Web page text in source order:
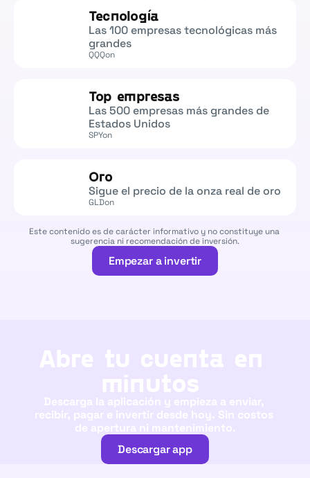
Tecnología
Las 100 empresas tecnológicas más
grandes
QQQon
Top empresas
Las 500 empresas más grandes de
Estados Unidos
SPYon
Oro
Sigue el precio de la onza real de oro
GLDon
Este contenido es de carácter informativo y no constituye una
sugerencia ni recomendación de inversión.
Empezar a invertir
Abre tu cuenta en
minutos
Descarga la aplicación y empieza a enviar,
recibir, pagar e invertir desde hoy. Sin costos
de apertura ni mantenimiento.
Descargar app